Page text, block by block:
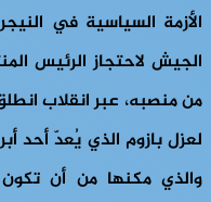
الأزمة السياسية في
الجيش لاحتجاز الرئيس
لعزل بازوم الذي يُعدّ أحد
والذي مكنها من أن تكون